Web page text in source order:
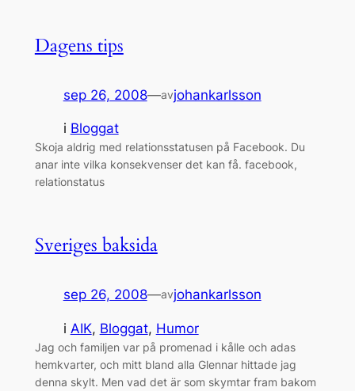
Dagens tips
sep 26, 2008—avjohankarlsson
i Bloggat
Skoja aldrig med relationsstatusen på Facebook. Du
anar inte vilka konsekvenser det kan få. facebook,
relationstatus
Sveriges baksida
sep 26, 2008—avjohankarlsson
i AIK, Bloggat, Humor
Jag och familjen var på promenad i kålle och adas
hemkvarter, och mitt bland alla Glennar hittade jag
denna skylt. Men vad det är som skymtar fram bakom